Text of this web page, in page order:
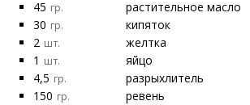
45 гр.
растительное масло
30 гр.
кипяток
2 шт.
желтка
1 шт.
яйцо
4,5 гр.
разрыхлитель
150 гр.
ревень